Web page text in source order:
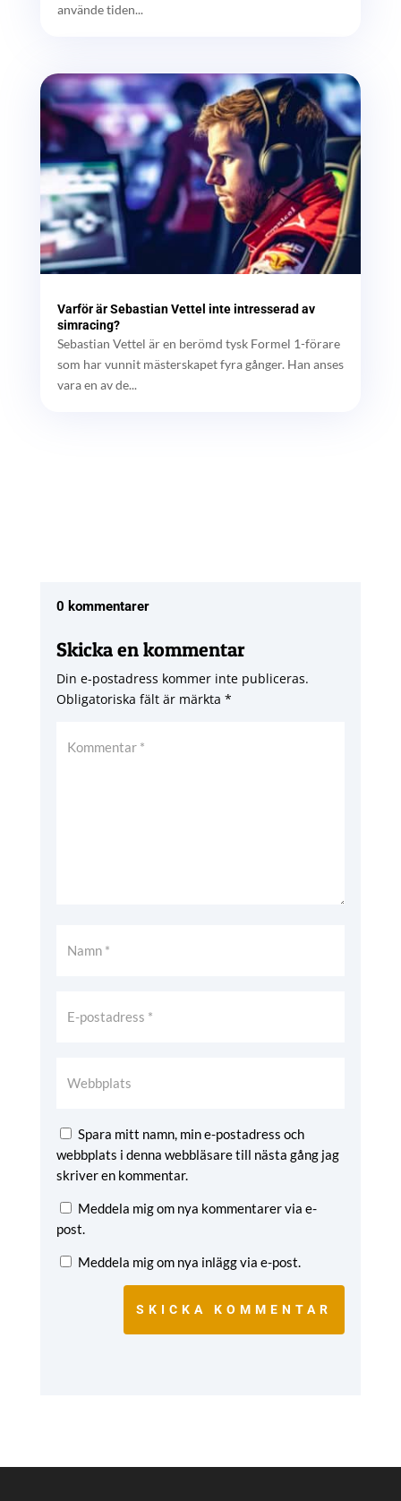
använde tiden...
Varför är Sebastian Vettel inte intresserad av
simracing?
Sebastian Vettel är en berömd tysk Formel 1-förare
som har vunnit mästerskapet fyra gånger. Han anses
vara en av de...
0 kommentarer
Skicka en kommentar
Din e-postadress kommer inte publiceras.
Obligatoriska fält är märkta *
Spara mitt namn, min e-postadress och
webbplats i denna webbläsare till nästa gång jag
skriver en kommentar.
Meddela mig om nya kommentarer via e-
post.
Meddela mig om nya inlägg via e-post.
SKICKA KOMMENTAR